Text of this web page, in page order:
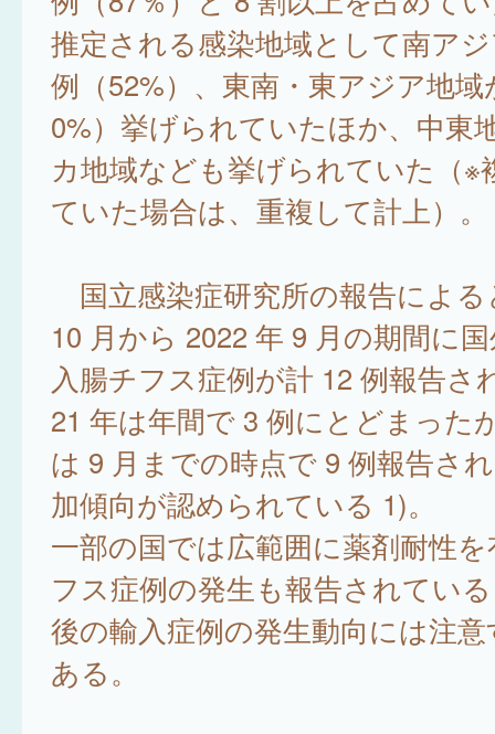
推定される感染地域として南ア
例（52%）、東南・東アジア地域
0%）挙げられていたほか、中東
カ地域なども挙げられていた（※
ていた場合は、重複して計上）。
国立感染症研究所の報告による
10 月から 2022 年 9 月の期間に
入腸チフス症例が計 12 例報告さ
21 年は年間で 3 例にとどまった
は 9 月までの時点で 9 例報告さ
加傾向が認められている 1)。
一部の国では広範囲に薬剤耐性
フス症例の発生も報告されてい
後の輸入症例の発生動向には注
ある。